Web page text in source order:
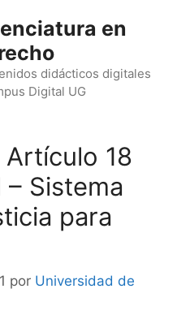
en
didácticos digitales
Digital UG
18
Sistema
para
por Universidad de